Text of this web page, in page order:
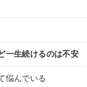
一生続けるのは不安
悩んでいる